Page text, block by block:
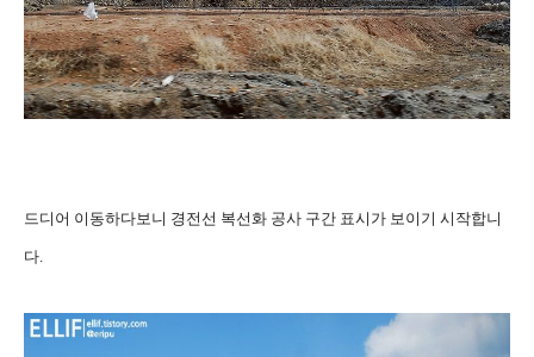
드디어 이동하다보니 경전선 복선화 공사 구간 표시가 보이기 시작합니
다.